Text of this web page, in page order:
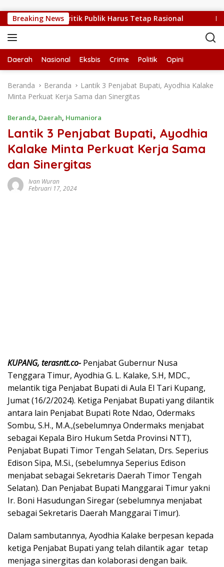
Breaking News
Sedang Sulit, Kritik Publik Harus Tetap Rasional
Daerah Nasional Eksbis Crime Politik Opini
Beranda Beranda
Lantik 3 Penjabat Bupati, Ayodhia Kalake
Minta Perkuat Kerja Sama dan Sinergitas
Beranda, Daerah, Humaniora
Lantik 3 Penjabat Bupati, Ayodhia
Kalake Minta Perkuat Kerja Sama
dan Sinergitas
Ivan Wuran
Februari 17, 2024
KUPANG, terasntt.co- Penjabat Gubernur Nusa
Tenggara Timur, Ayodhia G. L. Kalake, S.H, MDC.,
melantik tiga Penjabat Bupati di Aula El Tari Kupang,
Jumat (16/2/2024). Ketiga Penjabat Bupati yang dilantik
antara lain Penjabat Bupati Rote Ndao, Odermaks
Sombu, S.H., M.A.,(sebelumnya Ondermaks menjabat
sebagai Kepala Biro Hukum Setda Provinsi NTT),
Penjabat Bupati Timor Tengah Selatan, Drs. Seperius
Edison Sipa, M.Si., (sebelumnya Seperius Edison
menjabat sebagai Sekretaris Daerah Timor Tengah
Selatan). Dan Penjabat Bupati Manggarai Timur yakni
Ir. Boni Hasudungan Siregar (sebelumnya menjabat
sebagai Sekretaris Daerah Manggarai Timur).
Dalam sambutannya, Ayodhia Kalake berpesan kepada
ketiga Penjabat Bupati yang telah dilantik agar tetap
menjaga sinergitas dan kolaborasi dengan baik.